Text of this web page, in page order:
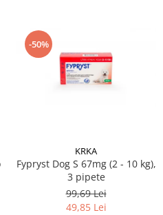
-50%
KRKA
Fypryst Dog S 67mg (2 - 10 kg),
3 pipete
99,69 Lei
49,85 Lei